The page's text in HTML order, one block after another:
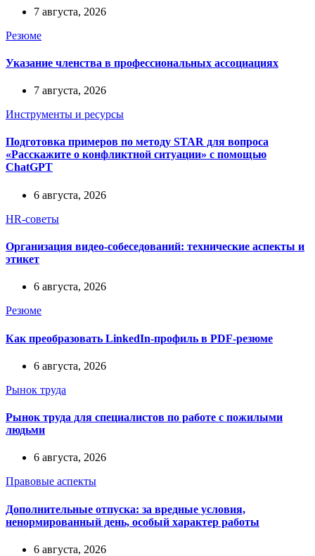
7 августа, 2026
Резюме
Указание членства в профессиональных ассоциациях
7 августа, 2026
Инструменты и ресурсы
Подготовка примеров по методу STAR для вопроса
«Расскажите о конфликтной ситуации» с помощью
ChatGPT
6 августа, 2026
HR-советы
Организация видео-собеседований: технические аспекты и
этикет
6 августа, 2026
Резюме
Как преобразовать LinkedIn-профиль в PDF-резюме
6 августа, 2026
Рынок труда
Рынок труда для специалистов по работе с пожилыми
людьми
6 августа, 2026
Правовые аспекты
Дополнительные отпуска: за вредные условия,
ненормированный день, особый характер работы
6 августа, 2026